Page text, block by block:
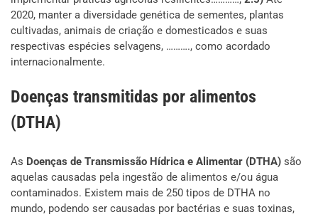
2020, manter a diversidade genética de sementes, plantas
cultivadas, animais de criação e domesticados e suas
respectivas espécies selvagens, ………., como acordado
internacionalmente.
Doenças transmitidas por alimentos
(DTHA)
As Doenças de Transmissão Hídrica e Alimentar (DTHA) são
aquelas causadas pela ingestão de alimentos e/ou água
contaminados. Existem mais de 250 tipos de DTHA no
mundo, podendo ser causadas por bactérias e suas toxinas,